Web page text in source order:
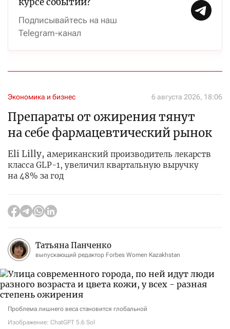
Подписывайтесь на наш
Telegram-канал
Экономика и бизнес 6 августа 2026, 18:06
Препараты от ожирения тянут
на себе фармацевтический рынок
Eli Lilly, американский производитель лекарств
класса GLP-1, увеличил квартальную выручку
на 48% за год
Татьяна Панченко
выпускающий редактор Forbes Women Kazakhstan
Проблема лишнего веса становится глобальной
Изображение: ChatGPT 5.6 Sol